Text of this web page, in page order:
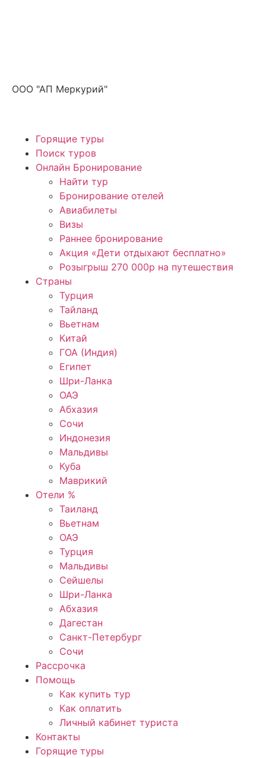
ООО "АП Меркурий"
Горящие туры
Поиск туров
Онлайн Бронирование
Найти тур
Бронирование отелей
Авиабилеты
Визы
Раннее бронирование
Акция «Дети отдыхают бесплатно»
Розыгрыш 270 000р на путешествия
Страны
Турция
Тайланд
Вьетнам
Китай
ГОА (Индия)
Египет
Шри-Ланка
ОАЭ
Абхазия
Сочи
Индонезия
Мальдивы
Куба
Маврикий
Отели %
Таиланд
Вьетнам
ОАЭ
Турция
Мальдивы
Сейшелы
Шри-Ланка
Абхазия
Дагестан
Санкт-Петербург
Сочи
Рассрочка
Помощь
Как купить тур
Как оплатить
Личный кабинет туриста
Контакты
Горящие туры